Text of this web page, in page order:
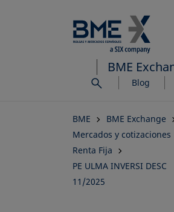
al
principal
BME
Blog
BME
BME Exchange
Mercados y cotizaciones
Renta Fija
PE ULMA INVERSI DESC
11/2025